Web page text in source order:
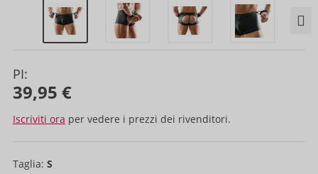
PI:
39,95 €
Iscriviti ora per vedere i prezzi dei rivenditori.
Taglia: S